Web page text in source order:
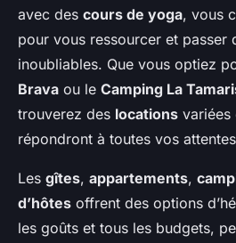
avec des cours de yoga, vous
pour vous ressourcer et passer
inoubliables. Que vous optiez
Brava ou le Camping La
trouverez des locations variées
répondront à toutes vos
Les gîtes, appartements,
d’hôtes offrent des options
les goûts et tous les budgets,